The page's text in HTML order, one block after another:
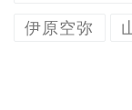
伊原空弥